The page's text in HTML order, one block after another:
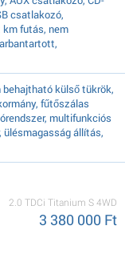
csatlakozó,
futás, nem
behajtható külső tükrök,
fűtőszálas
multifunkciós
ülésmagasság állítás,
2.0 TDCi Titanium S 4WD
3 380 000 Ft